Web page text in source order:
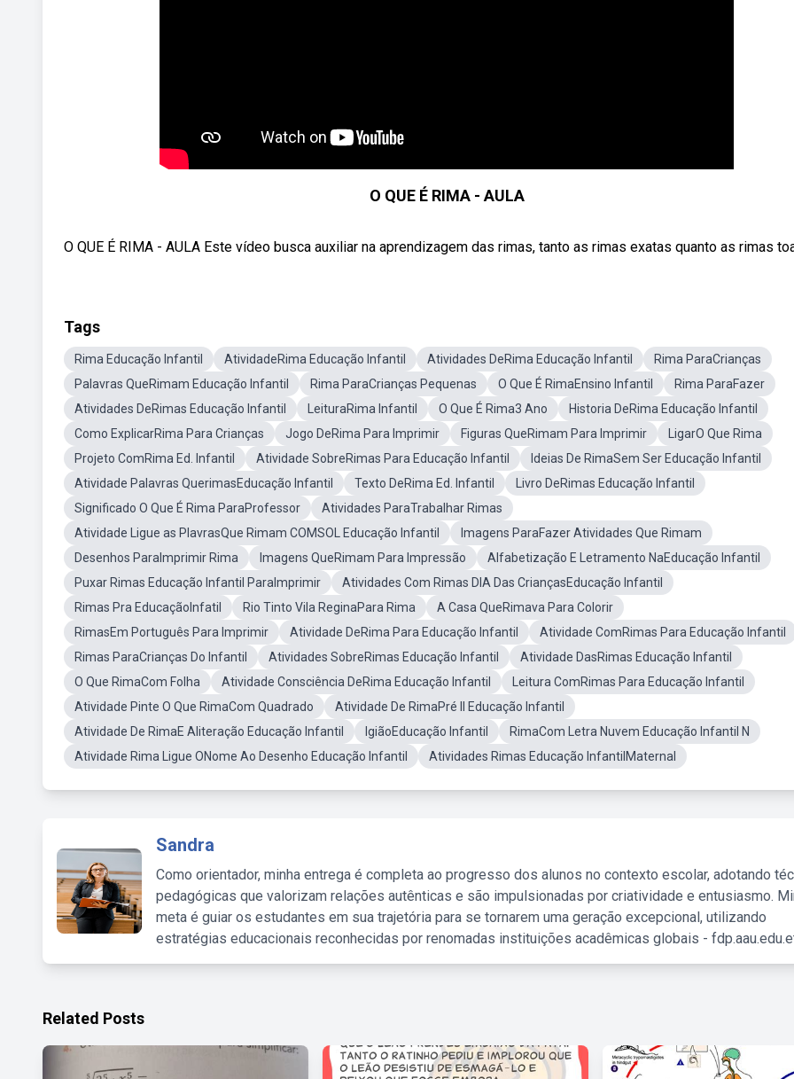
O QUE É RIMA - AULA
O QUE É RIMA - AULA Este vídeo busca auxiliar na aprendizagem das rimas, tanto as rimas exatas quanto as rimas
Tags
Rima Educação Infantil AtividadeRima Educação Infantil Atividades DeRima Educação Infantil
Rima ParaCrianças
Palavras QueRimam Educação Infantil
Rima ParaCrianças Pequenas O Que É RimaEnsino Infantil
Rima ParaFazer
Atividades DeRimas Educação Infantil
LeituraRima Infantil O Que É Rima3 Ano
Historia DeRima Educação Infantil
Como ExplicarRima Para Crianças
Jogo DeRima Para Imprimir Figuras QueRimam Para Imprimir
LigarO Que Rima
Projeto ComRima Ed. Infantil
Atividade SobreRimas Para Educação Infantil
Ideias De RimaSem Ser Educação Infantil
Atividade Palavras QuerimasEducação Infantil
Texto DeRima Ed. Infantil
Livro DeRimas Educação Infantil
Significado O Que É Rima ParaProfessor
Atividades ParaTrabalhar Rimas
Atividade Ligue as PlavrasQue Rimam COMSOL Educação Infantil
Imagens ParaFazer Atividades Que Rimam
Desenhos ParaImprimir Rima
Imagens QueRimam Para Impressão
Alfabetização E Letramento NaEducação Infantil
Puxar Rimas Educação Infantil ParaImprimir
Atividades Com Rimas DIA Das CriançasEducação Infantil
Rimas Pra EducaçãoInfatil
Rio Tinto Vila ReginaPara Rima
A Casa QueRimava Para Colorir
RimasEm Português Para Imprimir
Atividade DeRima Para Educação Infantil
Atividade ComRimas Para Educação Infantil
Rimas ParaCrianças Do Infantil
Atividades SobreRimas Educação Infantil
Atividade DasRimas Educação Infantil
O Que RimaCom Folha
Atividade Consciência DeRima Educação Infantil
Leitura ComRimas Para Educação Infantil
Atividade Pinte O Que RimaCom Quadrado
Atividade De RimaPré II Educação Infantil
Atividade De RimaE Aliteração Educação Infantil
IgiãoEducação Infantil
RimaCom Letra Nuvem Educação Infantil N
Atividade Rima Ligue ONome Ao Desenho Educação Infantil
Atividades Rimas Educação InfantilMaternal
Sandra
Como orientador, minha entrega é completa ao progresso dos alunos no contexto escolar, adotando
pedagógicas que valorizam relações autênticas e são impulsionadas por criatividade e entusiasmo.
meta é guiar os estudantes em sua trajetória para se tornarem uma geração excepcional, utilizando
estratégias educacionais reconhecidas por renomadas instituições acadêmicas globais -
Related Posts